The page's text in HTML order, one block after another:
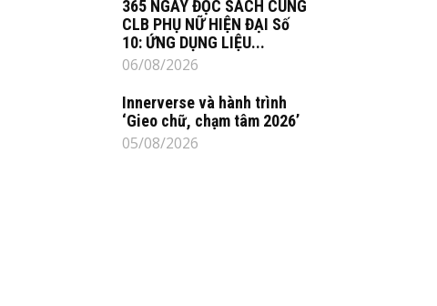
365 NGÀY ĐỌC SÁCH CÙNG
CLB PHỤ NỮ HIỆN ĐẠI Số
10: ỨNG DỤNG LIỆU...
06/08/2026
Innerverse và hành trình
‘Gieo chữ, chạm tâm 2026’
05/08/2026